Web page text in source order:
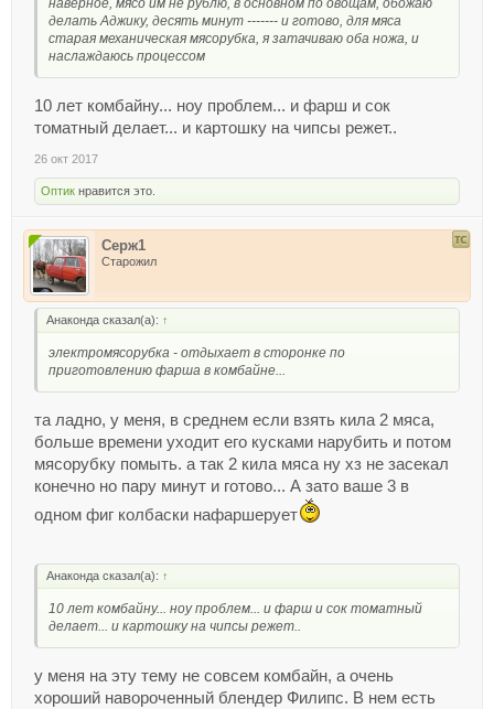
наверное, мясо им не рублю, в основном по овощам, обожаю
делать Аджику, десять минут ------- и готово, для мяса
старая механическая мясорубка, я затачиваю оба ножа, и
наслаждаюсь процессом
10 лет комбайну... ноу проблем... и фарш и сок
томатный делает... и картошку на чипсы режет..
26 окт 2017
Оптик нравится это.
Серж1
Старожил
Анаконда сказал(а): ↑
электромясорубка - отдыхает в сторонке по
приготовлению фарша в комбайне...
та ладно, у меня, в среднем если взять кила 2 мяса,
больше времени уходит его кусками нарубить и потом
мясорубку помыть. а так 2 кила мяса ну хз не засекал
конечно но пару минут и готово... А зато ваше 3 в
одном фиг колбаски нафаршерует
Анаконда сказал(а): ↑
10 лет комбайну... ноу проблем... и фарш и сок томатный
делает... и картошку на чипсы режет..
у меня на эту тему не совсем комбайн, а очень
хороший навороченный блендер Филипс. В нем есть